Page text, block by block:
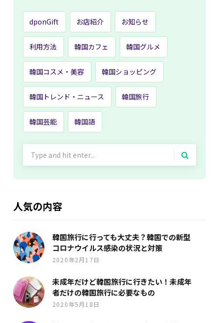
dponGift お店紹介 お知らせ
利用方法 韓国カフェ 韓国グルメ
韓国コスメ・美容 韓国ショッピング
韓国トレンド・ニュース 韓国旅行
韓国芸能 韓国語
人気の内容
韓国旅行に行っても大丈夫？韓国での新型
コロナウイルス感染の状況と対策
2020年2月17日
未成年だけど韓国旅行に行きたい！未成年
者だけの韓国旅行に必要なもの
2020年5月18日